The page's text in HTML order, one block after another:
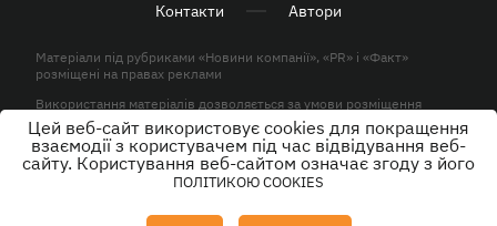
Контакти Автори
Матеріали під рубриками «Новини компанії», «PR» і «Факт»
розміщені на правах реклами
Використання матеріалів дозволяється за умови розміщення
активного гіперпосилання на KP.UA в першому абзаці.
© ТОВ «ЮЛАВ МЕДІА» 2026. Всі права захищені.
Цей веб-сайт використовує cookies для покращення
взаємодії з користувачем під час відвідування веб-
сайту. Користування веб-сайтом означає згоду з його
ПОЛІТИКОЮ COOKIES